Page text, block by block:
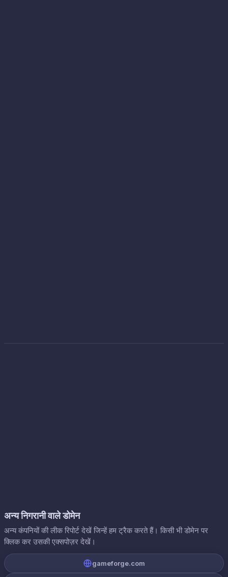
अन्य निगरानी वाले डोमेन
अन्य कंपनियों की लीक रिपोर्ट देखें जिन्हें हम ट्रैक करते हैं। किसी भी डोमेन पर
क्लिक कर उसकी एक्सपोज़र देखें।
gameforge.com